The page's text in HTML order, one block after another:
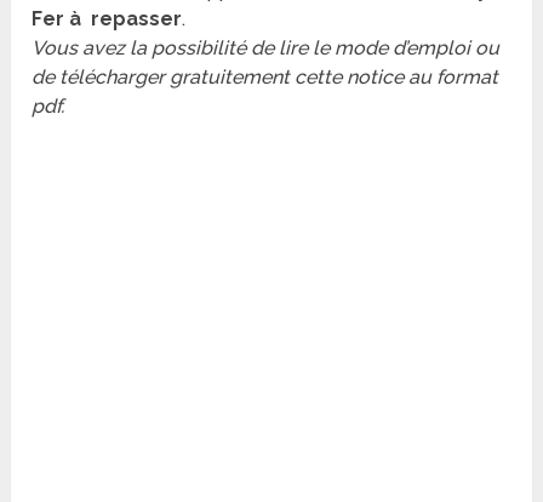
Fer à repasser.
Vous avez la possibilité de lire le mode d’emploi ou
de télécharger gratuitement cette notice au format
pdf.